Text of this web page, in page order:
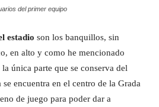
del primer equipo
estadio son los banquillos, sin
en alto y como he mencionado
única parte que se conserva del
encuentra en el centro de la Grada
de juego para poder dar a